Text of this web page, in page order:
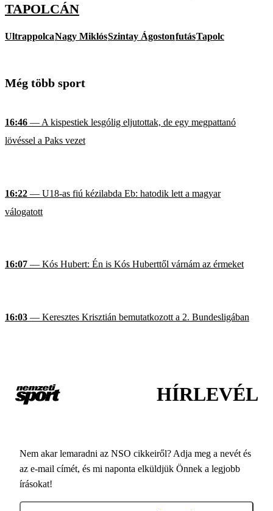
TAPOLCÁN
UltrappolcaNagy MiklósSzintay ÁgostonfutásTapolc
Még több sport
16:46 — A kispestiek lesgólig eljutottak, de egy megpattanó
lövéssel a Paks vezet
16:22 — U18-as fiú kézilabda Eb: hatodik lett a magyar
válogatott
16:07 — Kós Hubert: Én is Kós Huberttől várnám az érmeket
16:03 — Keresztes Krisztián bemutatkozott a 2. Bundesligában
HÍRLEVÉL
Nem akar lemaradni az NSO cikkeiről? Adja meg a nevét és
az e-mail címét, és mi naponta elküldjük Önnek a legjobb
írásokat!